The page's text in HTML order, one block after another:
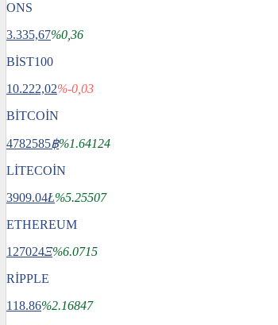
ONS
3.335,67%0,36
BİST100
10.222,02%-0,03
BİTCOİN
4782585฿%1.64124
LİTECOİN
3909.04Ł%5.25507
ETHEREUM
127024Ξ%6.0715
RİPPLE
118.86%2.16847